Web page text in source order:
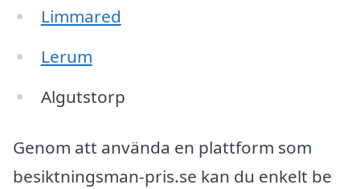
Limmared
Lerum
Algutstorp
Genom att använda en plattform som
besiktningsman-pris.se kan du enkelt be